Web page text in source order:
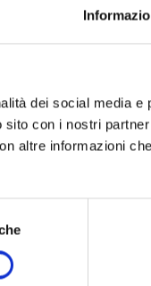
dei social media e
con i nostri
altre informazioni